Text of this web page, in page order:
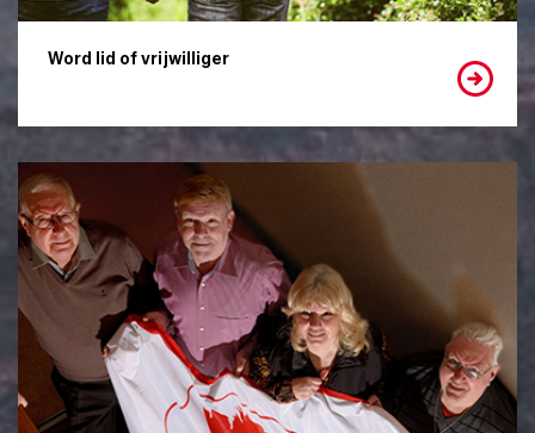
Word lid of vrijwilliger